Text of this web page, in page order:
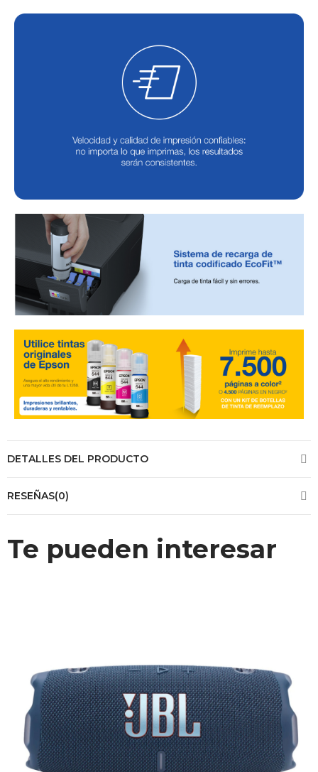
DETALLES DEL PRODUCTO
RESEÑAS(0)
Te pueden interesar